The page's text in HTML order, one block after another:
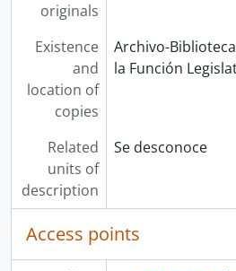
originals
Existence
and
location of
copies
Archivo-
la Función
Related
units of
description
Se desconoce
Access points